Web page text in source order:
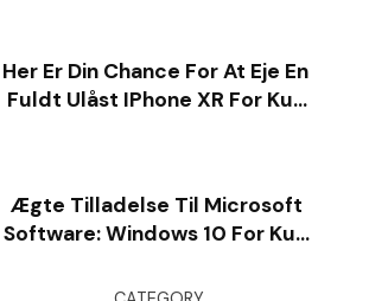
Her Er Din Chance For At Eje En
Fuldt Ulåst IPhone XR For Kun
Ægte Tilladelse Til Microsoft
Software: Windows 10 For Kun
Kontor For $ 25, Meget Mere